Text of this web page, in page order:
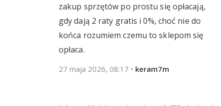
zakup sprzętów po prostu się opłacają,
gdy dają 2 raty gratis i 0%, choć nie do
końca rozumiem czemu to sklepom się
opłaca.
27 maja 2026, 08:17 • keram7m